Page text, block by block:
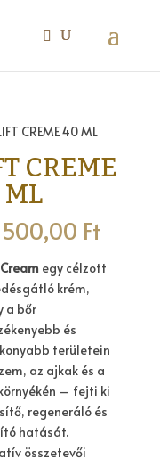
CREME 40 ML
CREME
Ft
egy célzott
krém,
a bőr
és
területein
az ajkak és a
– fejti ki
regeneráló és
hatását.
összetevői